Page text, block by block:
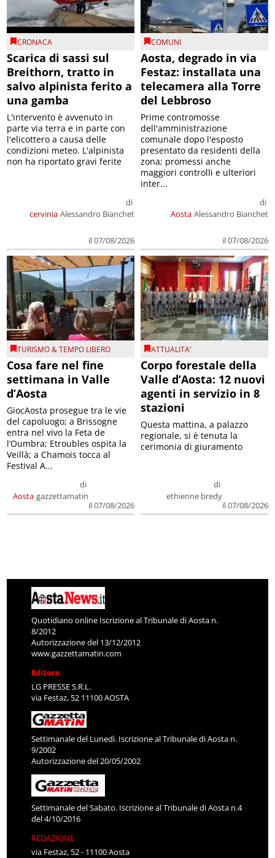
CRONACA
Scarica di sassi sul
Breithorn, tratto in
salvo alpinista ferito a
una gamba
cervinia
di
Alessandro Bianchet
il 07/08/2026
L'intervento è avvenuto in
parte via terra e in parte con
l'elicottero a causa delle
condizioni meteo. L'alpinista
non ha riportato gravi ferite
COMUNI
Aosta, degrado in via
Festaz: installata una
telecamera alla Torre
del Lebbroso
Aosta
di
Alessandro Bianchet
il 07/08/2026
Prime contromosse
dell'amministrazione
comunale dopo l'esposto
presentato da residenti della
zona; promessi anche
maggiori controlli e ulteriori
inter...
TURISMO & TEMPO LIBERO
Cosa fare nel fine
settimana in Valle
d’Aosta
Aosta
di
gazzettamatin
il 07/08/2026
GiocAosta prosegue tra le vie
del capoluogo; a Brissogne
entra nel vivo la Feta de
l’Oumbra; Etroubles ospita la
Veillà; a Chamois tocca al
Festival A...
ATTUALITA'
Corpo forestale della
Valle d’Aosta: 12 nuovi
agenti in servizio in 8
stazioni
di
ethienne bredy
il 07/08/2026
Questa mattina, a palazzo
regionale, si è tenuta la
cerimonia di giuramento
Quotidiano online Iscrizione al Tribunale di Aosta n.
8/2012
Autorizzazione del 13/12/2012
www.gazzettamatin.com
Editore
LG PRESSE S.R.L.
via Festaz, 52 11100 AOSTA
Settimanale del Lunedì. Iscrizione al Tribunale di Aosta n.
9/2002
Autorizzazione del 20/05/2002
Settimanale del Sabato. Iscrizione al Tribunale di Aosta n.4
del 4/10/2016
REDAZIONE
via Festaz, 52 - 11100 Aosta